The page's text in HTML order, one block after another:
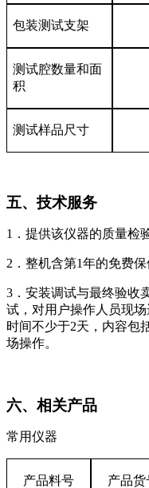
包装测试支架
测试腔数量和面
积
测试样品尺寸
五、技术服务
1 ． 提供该仪器的质量检
2 ． 整机含第1年的免费
3 ． 安装调试与最终验收
试，对用户操作人员现
时间不少于2天，内容包
场操作。
六、相关产品
常用仪器
产品料号 产品货